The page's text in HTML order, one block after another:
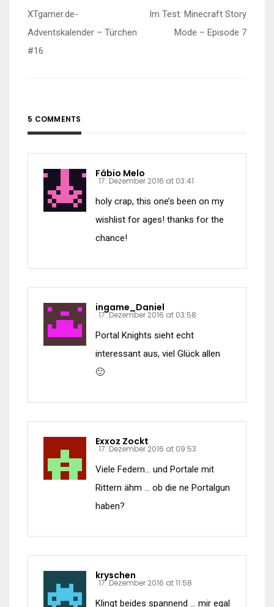
Beitragsnavigation
XTgamer.de-
Adventskalender – Türchen
#16
Im Test: Minecraft Story
Mode – Episode 7
5 COMMENTS
Fábio Melo
17. Dezember 2016 at 03:41
holy crap, this one’s been on my
wishlist for ages! thanks for the
chance!
ingame_Daniel
17. Dezember 2016 at 03:58
Portal Knights sieht echt
interessant aus, viel Glück allen
🙂
Exxoz Zockt
17. Dezember 2016 at 09:53
Viele Federn… und Portale mit
Rittern ähm … ob die ne Portalgun
haben?
kryschen
17. Dezember 2016 at 11:58
Klingt beides spannend … mir egal